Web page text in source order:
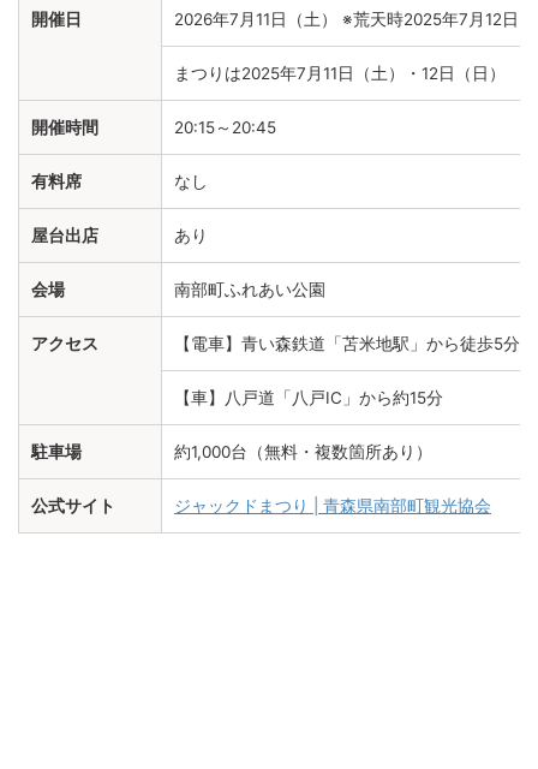
開催日 2026年7月11日（土） ※荒天時2025年7月12日
まつりは2025年7月11日（土）・12日（日）
開催時間 20:15～20:45
有料席 なし
屋台出店 あり
会場 南部町ふれあい公園
アクセス 【電車】青い森鉄道「苫米地駅」から徒歩5分 /
【車】八戸道「八戸IC」から約15分
駐車場 約1,000台（無料・複数箇所あり）
公式サイト ジャックドまつり | 青森県南部町観光協会